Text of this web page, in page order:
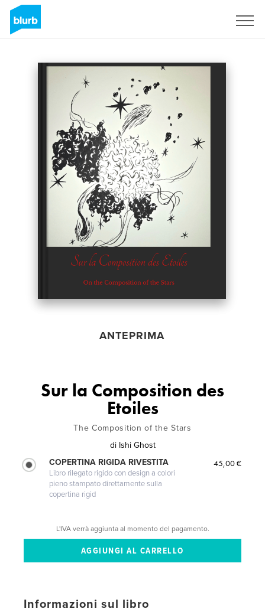
ANTEPRIMA
Sur la Composition des
Etoiles
The Composition of the Stars
di Ishi Ghost
COPERTINA RIGIDA RIVESTITA
Libro rilegato rigido con design a colori
pieno stampato direttamente sulla
copertina rigid
45,00 €
L'IVA verrà aggiunta al momento del pagamento.
Informazioni sul libro